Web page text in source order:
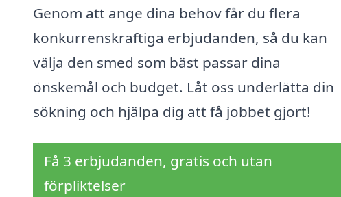
Genom att ange dina behov får du flera
konkurrenskraftiga erbjudanden, så du kan
välja den smed som bäst passar dina
önskemål och budget. Låt oss underlätta din
sökning och hjälpa dig att få jobbet gjort!
Få 3 erbjudanden, gratis och utan
förpliktelser